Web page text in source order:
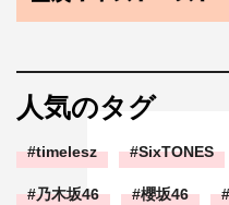
人気のタグ
timelesz SixTONES
乃木坂46 櫻坂46